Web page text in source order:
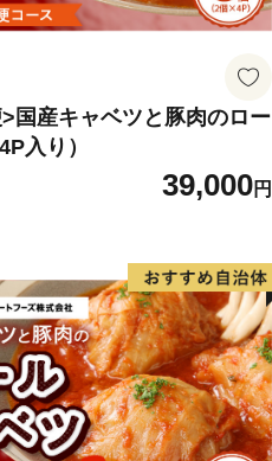
国産キャベツと豚肉のロー
入り）
39,000円